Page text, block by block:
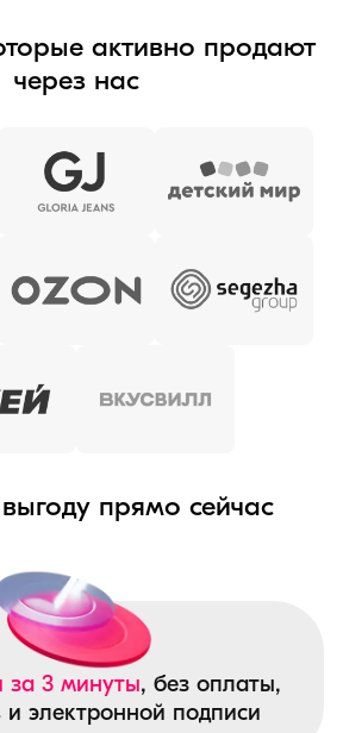
активно продают
через нас
прямо сейчас
за 3 минуты, без оплаты,
и электронной подписи